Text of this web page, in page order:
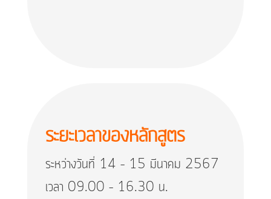
ระยะเวลาของหลักสูตร
ระหว่างวันที่ 14 – 15 มีนาคม 2567
เวลา 09.00 – 16.30 น.